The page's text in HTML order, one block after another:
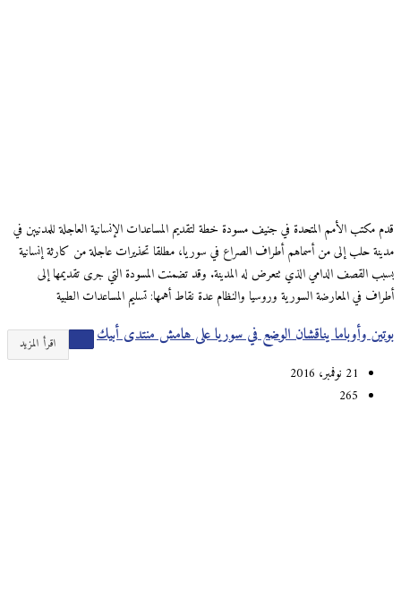
قدم مكتب الأمم المتحدة في جنيف مسودة خطة لتقديم المساعدات الإنسانية العاجلة للمدنيين في
مدينة حلب إلى من أسماهم أطراف الصراع في سوريا، مطلقا تحذيرات عاجلة من كارثة إنسانية
بسبب القصف الدامي الذي تتعرض له المدينة. وقد تضمنت المسودة التي جرى تقديمها إلى
أطراف في المعارضة السورية وروسيا والنظام عدة نقاط أهمها: تسليم المساعدات الطبية
اقرأ المزيد بوتين وأوباما يناقشان الوضع في سوريا على هامش منتدى أبيك
21 نوفمبر، 2016
265